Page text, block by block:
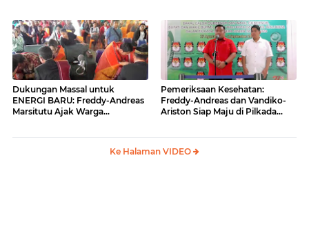
Dukungan Massal untuk
ENERGI BARU: Freddy-Andreas
Marsitutu Ajak Warga
Pemeriksaan Kesehatan:
Freddy-Andreas dan Vandiko-
Ariston Siap Maju di Pilkada
Ke Halaman VIDEO